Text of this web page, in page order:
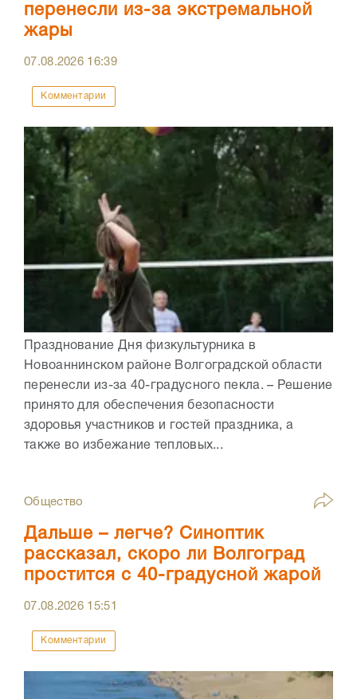
перенесли из-за экстремальной
жары
07.08.2026 16:39
Комментарии
Празднование Дня физкультурника в
Новоаннинском районе Волгоградской области
перенесли из-за 40-градусного пекла. – Решение
принято для обеспечения безопасности
здоровья участников и гостей праздника, а
также во избежание тепловых...
Общество
Дальше – легче? Синоптик
рассказал, скоро ли Волгоград
простится с 40-градусной жарой
07.08.2026 15:51
Комментарии